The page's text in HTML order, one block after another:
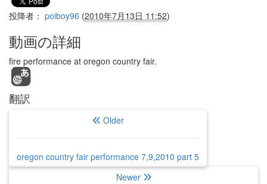
投降者： poiboy96 (2010年7月13日 11:52)
動画の詳細
fire performance at oregon country fair.
翻訳
Older
oregon country fair performance 7,9,2010 part 5
Newer